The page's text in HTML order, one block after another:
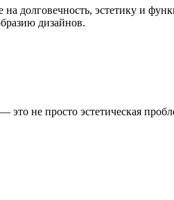
эстетику и
дизайнов.
не просто эстетическая